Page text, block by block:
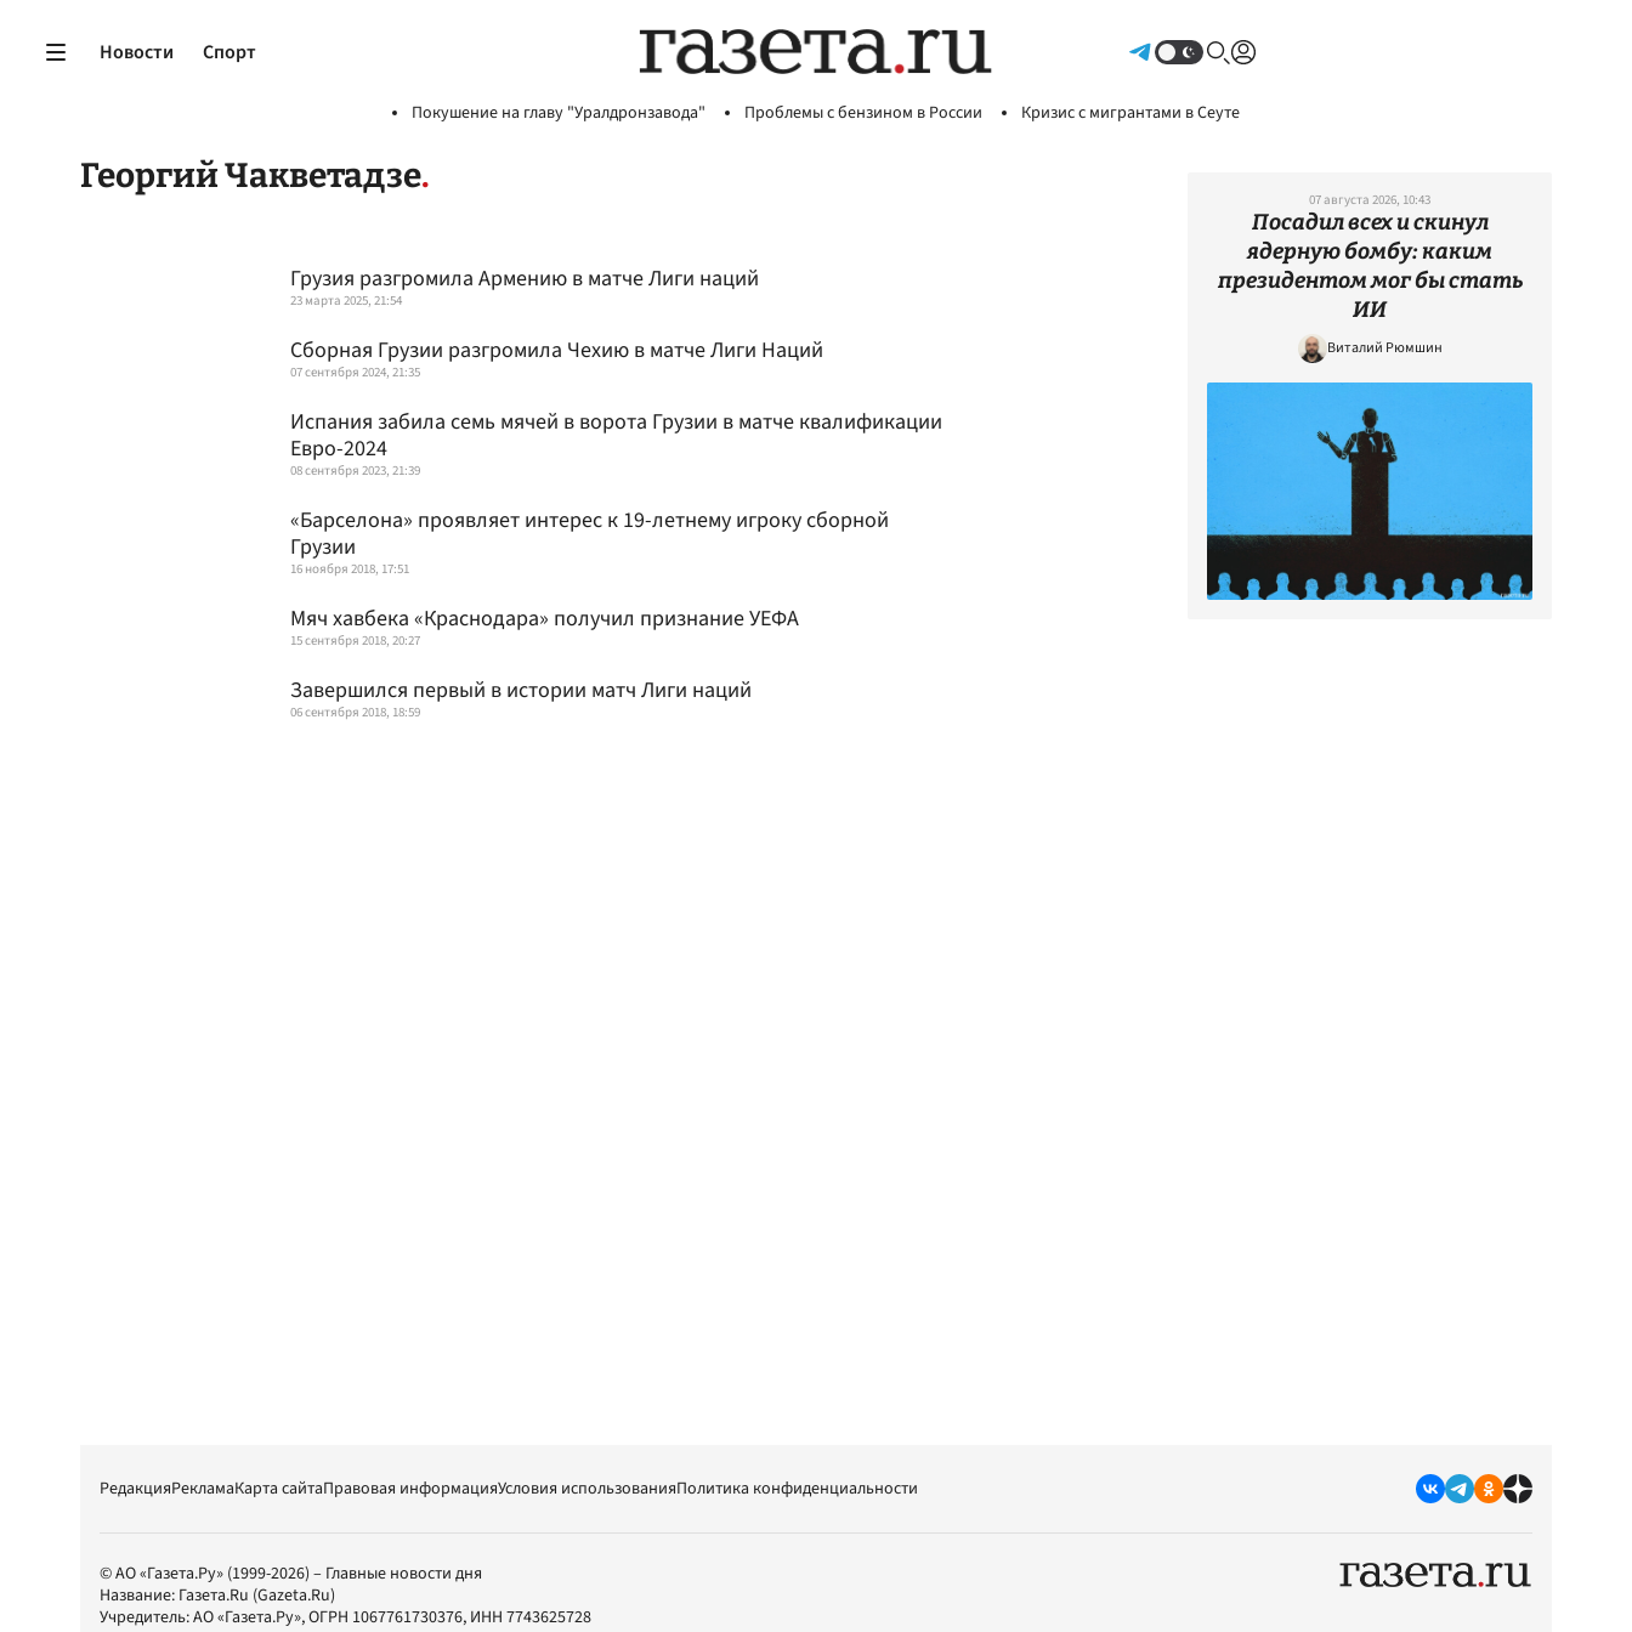
Новости Спорт
Покушение на главу "Уралдронзавода" Проблемы с бензином в России Кризис с мигрантами в Сеуте
Георгий Чакветадзе
Грузия разгромила Армению в матче Лиги наций
23 марта 2025, 21:54
Сборная Грузии разгромила Чехию в матче Лиги Наций
07 сентября 2024, 21:35
Испания забила семь мячей в ворота Грузии в матче квалификации
Евро-2024
08 сентября 2023, 21:39
«Барселона» проявляет интерес к 19-летнему игроку сборной
Грузии
16 ноября 2018, 17:51
Мяч хавбека «Краснодара» получил признание УЕФА
15 сентября 2018, 20:27
Завершился первый в истории матч Лиги наций
06 сентября 2018, 18:59
07 августа 2026, 10:43
Посадил всех и скинул
ядерную бомбу: каким
президентом мог бы стать
ИИ
Виталий Рюмшин
РедакцияРекламаКарта сайтаПравовая информацияУсловия использованияПолитика конфиденциальности
© АО «Газета.Ру» (1999-2026) – Главные новости дня
Название: Газета.Ru (Gazeta.Ru)
Учредитель:АО «Газета.Ру», ОГРН 1067761730376, ИНН 7743625728